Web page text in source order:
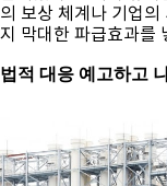
의 보상 체계나 기업
지 막대한 파급효과를
법적 대응 예고하고